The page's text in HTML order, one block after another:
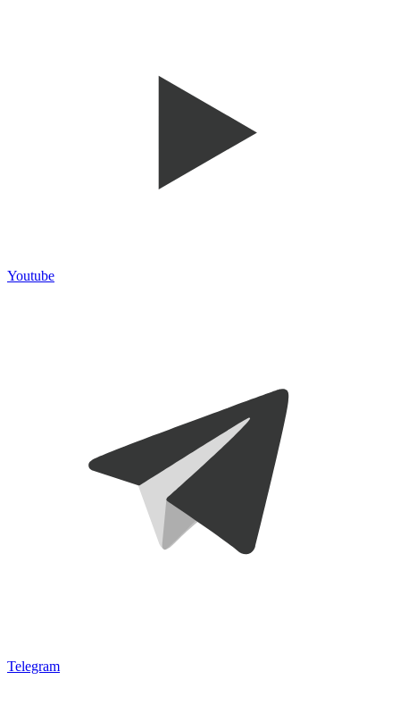
Youtube
Telegram